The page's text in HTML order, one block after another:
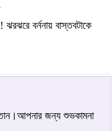
বর্ননায় বাস্তবটাকে
জন্য শুভকামনা